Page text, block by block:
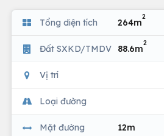
Tổng diện tích 264m
2
Đất SXKD/TMDV 88.6m
2
Vị trí
Loại đường
Mặt đường 12m